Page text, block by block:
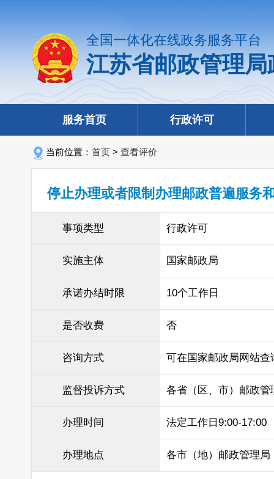
全国一体化在线政务服务平台
江苏省邮政管理
服务首页 行政许可
当前位置： 首页 > 查看评价
停止办理或者限制办理邮政普遍服务
事项类型 行政许可
实施主体 国家邮政局
承诺办结时限 10个工作日
是否收费 否
咨询方式 可在国家邮政局网站查
监督投诉方式 各省（区、市）邮政管
办理时间 法定工作日9:00-17:00
办理地点 各市（地）邮政管理局